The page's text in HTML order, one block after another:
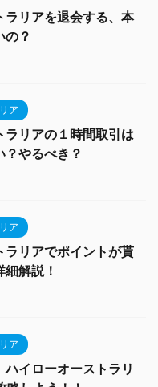
ラリアを退会する、本
の？
ア
ラリアの１時間取引は
やるべき？
ア
ラリアでポイントが貰
解説！
ア
ハイローオーストラリ